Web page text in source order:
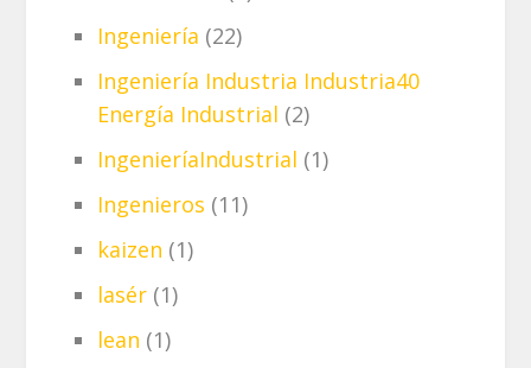
Ingeniería (22)
Ingeniería Industria Industria40
Energía Industrial (2)
IngenieríaIndustrial (1)
Ingenieros (11)
kaizen (1)
lasér (1)
lean (1)